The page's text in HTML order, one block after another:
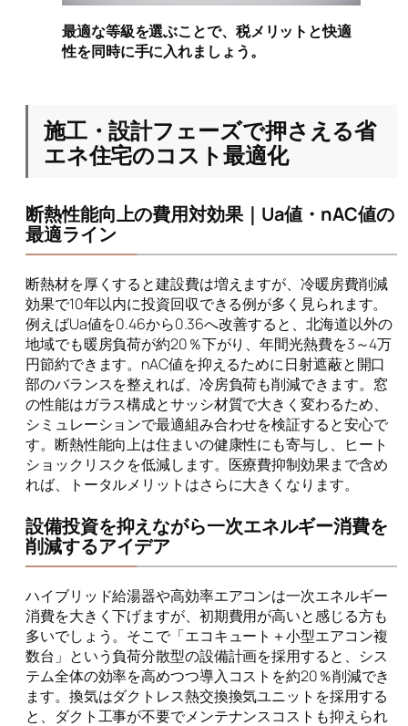
最適な等級を選ぶことで、税メリットと快適
性を同時に手に入れましょう。
施工・設計フェーズで押さえる省
エネ住宅のコスト最適化
断熱性能向上の費用対効果｜Ua値・ηAC値の
最適ライン
断熱材を厚くすると建設費は増えますが、冷暖房費削減
効果で10年以内に投資回収できる例が多く見られます。
例えばUa値を0.46から0.36へ改善すると、北海道以外の
地域でも暖房負荷が約20％下がり、年間光熱費を3～4万
円節約できます。ηAC値を抑えるために日射遮蔽と開口
部のバランスを整えれば、冷房負荷も削減できます。窓
の性能はガラス構成とサッシ材質で大きく変わるため、
シミュレーションで最適組み合わせを検証すると安心で
す。断熱性能向上は住まいの健康性にも寄与し、ヒート
ショックリスクを低減します。医療費抑制効果まで含め
れば、トータルメリットはさらに大きくなります。
設備投資を抑えながら一次エネルギー消費を
削減するアイデア
ハイブリッド給湯器や高効率エアコンは一次エネルギー
消費を大きく下げますが、初期費用が高いと感じる方も
多いでしょう。そこで「エコキュート＋小型エアコン複
数台」という負荷分散型の設備計画を採用すると、シス
テム全体の効率を高めつつ導入コストを約20％削減でき
ます。換気はダクトレス熱交換換気ユニットを採用する
と、ダクト工事が不要でメンテナンスコストも抑えられ